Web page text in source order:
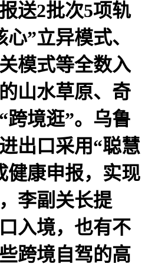
送2批次5项轨
”立异模式、
模式等全数入
山水草原、奇
跨境逛”。乌鲁
出口采用“聪慧
健康申报，实现
李副关长提
入境，也有不
跨境自驾的高